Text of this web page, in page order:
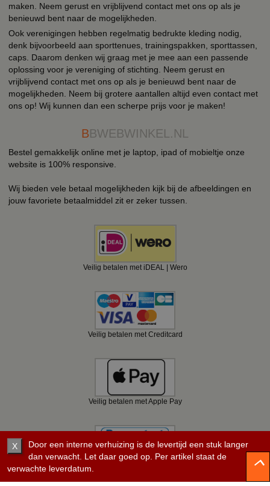
maken. Neem gerust en vrijblijvend contact met ons op als je
benieuwd bent naar de mogelijkheden.
Ook verenigingen hebben regelmatig bedrukte kleding nodig,
denk bijvoorbeeld aan sporttenues, trainingspakken, sporttassen,
caps. Daarom denken wij graag met je mee aan een passende
oplossing voor je vereniging of stichting. Neem gerust en
vrijblijvend contact met ons op als je benieuwd bent naar de
mogelijkheden. Neem bij grotere aantallen altijd even contact met
ons op! Wij kunnen dan een scherpe prijs voor je maken!
BBWEBWINKEL.NL
Bestel gemakkelijk online met je laptop, ipad of mobieltje onze
website is 100% responsive.
Wij bieden vele betaal mogelijkheden kijk bij de afbeeldingen en
jouw favoriete betaalmiddel zit er zeker tussen.
Veilig betalen met iDEAL | Wero
Veilig betalen met Creditcard
Veilig betalen met Apple Pay
Veilig betalen met Bancontact
X
Door een interne verhuizing is de levertijd een stuk langer
dan verwacht. Let daar goed op. Per artikel staat de
verwachte leverdatum.